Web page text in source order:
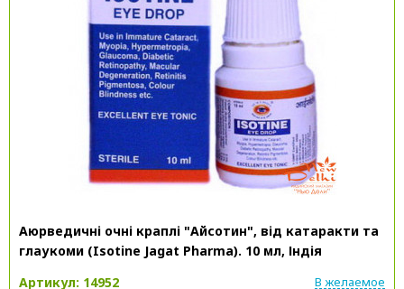
Аюрведичні очні краплі "Айсотин", від катаракти та
глаукоми (Isotine Jagat Pharma). 10 мл, Індія
Артикул: 14952
В желаемое